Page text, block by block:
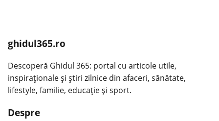
ghidul365.ro
Descoperă Ghidul 365: portal cu articole utile,
inspiraționale și știri zilnice din afaceri, sănătate,
lifestyle, familie, educație și sport.
Despre